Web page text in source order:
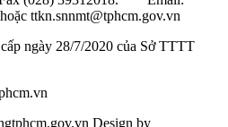
ttkn.snnmt@tphcm.gov.vn
ngày 28/7/2020 của Sở TTTT
Design by